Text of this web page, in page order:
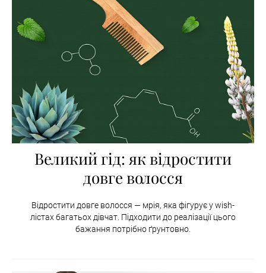
Великий гід: як відростити
довге волосся
Відростити довге волосся — мрія, яка фігурує у wish-
лістах багатьох дівчат. Підходити до реалізації цього
бажання потрібно ґрунтовно.